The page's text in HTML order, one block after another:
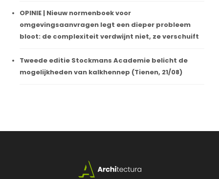
OPINIE | Nieuw normenboek voor
omgevingsaanvragen legt een dieper probleem
bloot: de complexiteit verdwijnt niet, ze verschuift
Tweede editie Stockmans Academie belicht de
mogelijkheden van kalkhennep (Tienen, 21/08)